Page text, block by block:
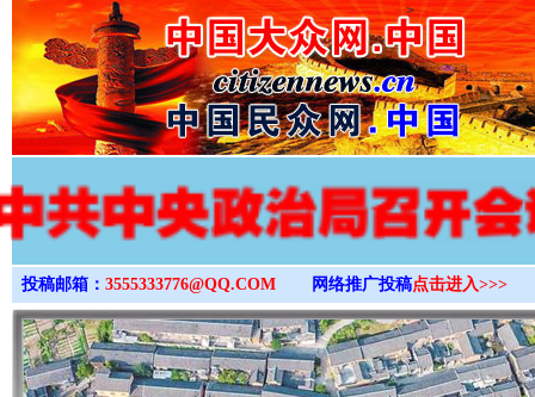
>
投稿邮箱： 3555333776@QQ.COM 网络推广投稿点击进入>>>